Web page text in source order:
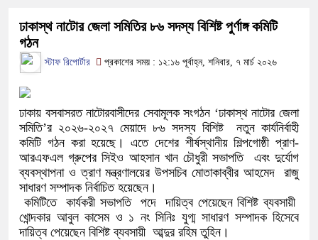
ঢাকাস্থ নাটোর জেলা সমিতির ৮৬ সদস্য বিশিষ্ট পুর্ণাঙ্গ কমিটি
গঠন
স্টাফ রিপোর্টার প্রকাশের সময় : ১২:১৬ পূর্বাহ্ন, শনিবার, ৭ মার্চ ২০২৬
ঢাকায় বসবাসরত নাটোরবাসীদের সেবামূলক সংগঠন ‘ঢাকাস্থ নাটোর জেলা
সমিতি’র ২০২৬-২০২৭ মেয়াদে ৮৬ সদস্য বিশিষ্ট নতুন কার্যনির্বাহী
কমিটি গঠন করা হয়েছে। এতে দেশের শীর্ষস্থানীয় শিল্পগোষ্ঠী প্রাণ-
আরএফএল গ্রুপের সিইও আহসান খান চৌধুরী সভাপতি এবং দুর্যোগ
ব্যবস্থাপনা ও ত্রাণ মন্ত্রণালয়ের উপসচিব মোতাকাব্বীর আহমেদ রাজু
সাধারণ সম্পাদক নির্বাচিত হয়েছেন।
কমিটিতে কার্যকরী সভাপতি পদে দায়িত্ব পেয়েছেন বিশিষ্ট ব্যবসায়ী
খোন্দকার আবুল কাসেম ও ১ নং সিনিঃ যুগ্ম সাধারণ সম্পাদক হিসেবে
দায়িত্ব পেয়েছেন বিশিষ্ট ব্যবসায়ী আব্দুর রহিম তুহিন।